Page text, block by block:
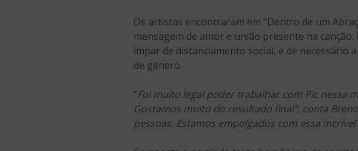
Os artistas encontraram em “Dentro de um
mensagem de amor e união presente na
ímpar de distanciamento social, e de
de gênero.
“Foi muito legal poder trabalhar com Pic nessa
Gostamos muito do resultado final”, conta
pessoas. Estamos empolgados com essa